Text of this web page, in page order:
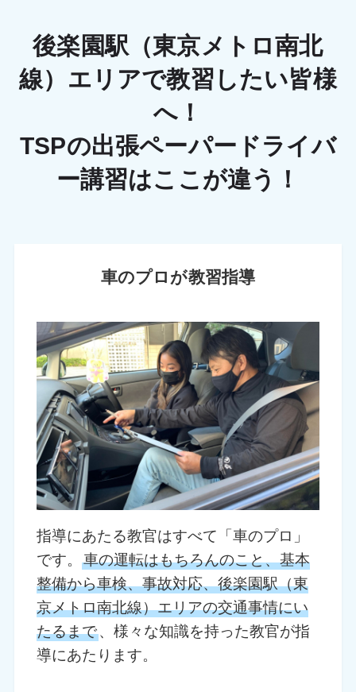
後楽園駅（東京メトロ南北
線）エリアで教習したい皆様
へ！
TSPの出張ペーパードライバ
ー講習はここが違う！
車のプロが教習指導
指導にあたる教官はすべて「車のプロ」
です。車の運転はもちろんのこと、基本
整備から車検、事故対応、後楽園駅（東
京メトロ南北線）エリアの交通事情にい
たるまで、様々な知識を持った教官が指
導にあたります。